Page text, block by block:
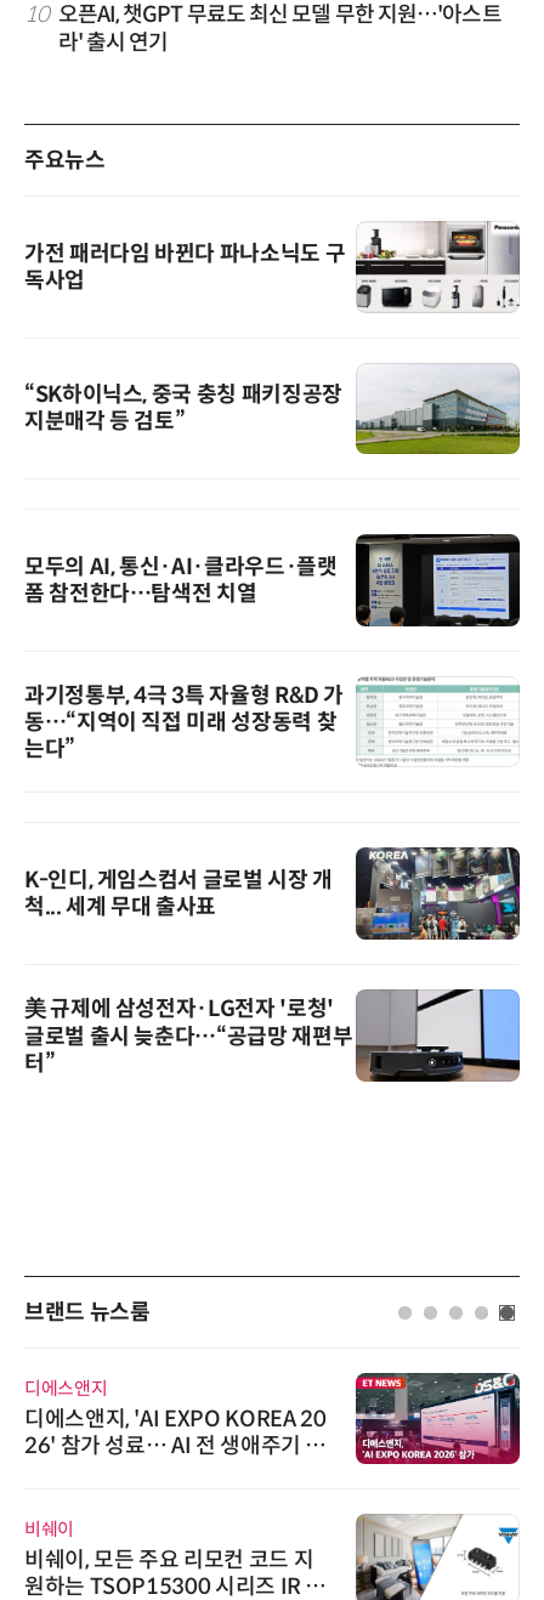
10 오픈AI, 챗GPT 무료도 최신 모델 무한 지원…'아스트
라' 출시 연기
주요뉴스
가전 패러다임 바뀐다 파나소닉도 구
독사업
“SK하이닉스, 중국 충칭 패키징공장
지분매각 등 검토”
모두의 AI, 통신·AI·클라우드·플랫
폼 참전한다…탐색전 치열
과기정통부, 4극 3특 자율형 R&D 가
동…“지역이 직접 미래 성장동력 찾
는다”
K-인디, 게임스컴서 글로벌 시장 개
척... 세계 무대 출사표
美 규제에 삼성전자·LG전자 '로청'
글로벌 출시 늦춘다…“공급망 재편부
터”
브랜드 뉴스룸
디에스앤지
디에스앤지, 'AI EXPO KOREA 20
26' 참가 성료… AI 전 생애주기 아
비쉐이
비쉐이, 모든 주요 리모컨 코드 지
원하는 TSOP15300 시리즈 IR 수